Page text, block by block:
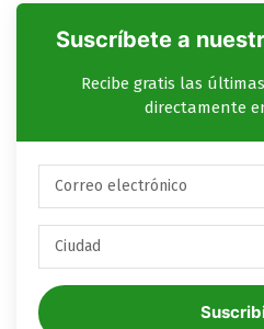
Suscríbete a
Recibe gratis las
directamente